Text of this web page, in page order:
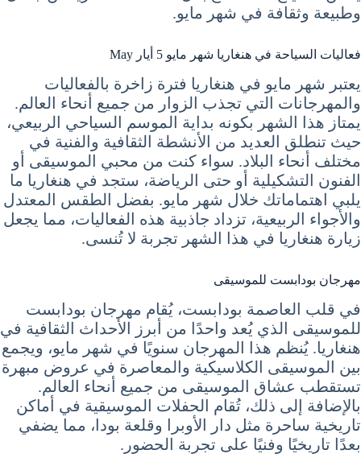
وطبيعة وثقافة في شهر مايو.
فعاليات السياحة في هنغاريا شهر مايو 5 أيار May
يعتبر شهر مايو في هنغاريا فترة زاخرة بالفعاليات
والمهرجانات التي تجذب الزوار من جميع أنحاء العالم.
يمتاز هذا الشهر بكونه بداية الموسم السياحي الربيعي،
حيث تنطلق العديد من الأنشطة الثقافية والفنية في
مختلف أنحاء البلاد. سواء كنت من محبي الموسيقى أو
الفنون التشكيلية أو حتى الرياضة، ستجد في هنغاريا ما
يلبي اهتماماتك خلال شهر مايو. بفضل الطقس المعتدل
والأجواء الربيعية، تزداد جاذبية هذه الفعاليات، مما يجعل
زيارة هنغاريا في هذا الشهر تجربة لا تُنسى.
مهرجان بودابست للموسيقى
في قلب العاصمة بودابست، يُقام مهرجان بودابست
للموسيقى الذي يُعد واحدًا من أبرز الأحداث الثقافية في
هنغاريا. يُنظم هذا المهرجان سنويًا في شهر مايو، ويجمع
بين الموسيقى الكلاسيكية والمعاصرة في عروض مبهرة
تستقطب عشاق الموسيقى من جميع أنحاء العالم.
بالإضافة إلى ذلك، تُقام الحفلات الموسيقية في أماكن
تاريخية ساحرة مثل دار الأوبرا وقلعة بودا، مما يضفي
بعدًا تاريخيًا وفنيًا على تجربة الحضور.